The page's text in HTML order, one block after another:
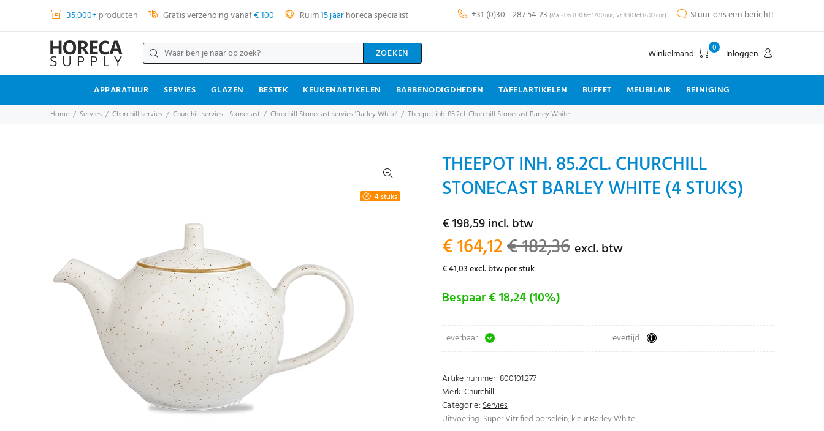
35.000+ producten Gratis verzending vanaf€ 100 Ruim15 jaarhoreca specialist +31 (0)30 - 287 54 23 (Ma. - Do. 8.30 tot 17.00 uur, Vr. 8.30 tot 16.00 uur) Stuur ons een bericht!
ZOEKEN Winkelmand 0 Inloggen
APPARATUUR SERVIES GLAZEN BESTEK KEUKENARTIKELEN BARBENODIGDHEDEN TAFELARTIKELEN BUFFET MEUBILAIR REINIGING
Home Servies Churchill servies Churchill servies - Stonecast Churchill Stonecast servies 'Barley White' Theepot inh. 85.2cl. Churchill Stonecast Barley White
4 stuks
THEEPOT INH. 85.2CL. CHURCHILL
STONECAST BARLEY WHITE (4 STUKS)
€ 198,59 incl. btw
€ 164,12€ 182,36 excl. btw
€ 41,03 excl. btw per stuk
Bespaar € 18,24 (10%)
Leverbaar: Levertijd:
Artikelnummer:800101.277
Merk:Churchill
Categorie:Servies
Uitvoering: Super Vitrified porselein, kleur Barley White.